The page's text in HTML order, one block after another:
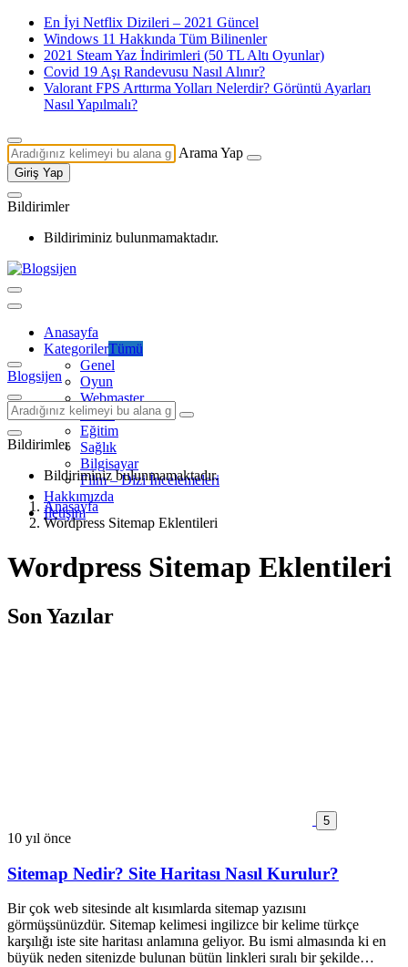
En İyi Netflix Dizileri – 2021 Güncel
Windows 11 Hakkında Tüm Bilinenler
2021 Steam Yaz İndirimleri (50 TL Altı Oyunlar)
Covid 19 Aşı Randevusu Nasıl Alınır?
Valorant FPS Arttırma Yolları Nelerdir? Görüntü Ayarları
Nasıl Yapılmalı?
Arama Yap
Giriş Yap
Bildirimler
Bildiriminiz bulunmamaktadır.
Anasayfa
KategorilerTümü
Genel
Oyun
Webmaster
Mobil
Eğitim
Sağlık
Bilgisayar
Film – Dizi İncelemeleri
Hakkımızda
İletişim
Blogsijen
Bildirimler
Bildiriminiz bulunmamaktadır.
Anasayfa
Wordpress Sitemap Eklentileri
Wordpress Sitemap Eklentileri
Son Yazılar
5
10 yıl önce
Sitemap Nedir? Site Haritası Nasıl Kurulur?
Bir çok web sitesinde alt kısımlarda sitemap yazısını
görmüşsünüzdür. Sitemap kelimesi ingilizce bir kelime türkçe
karşılığı iste site haritası anlamına geliyor. Bu ismi almasında ki en
büyük neden sitenizde bulunan bütün linkleri sıralı bir şekilde…